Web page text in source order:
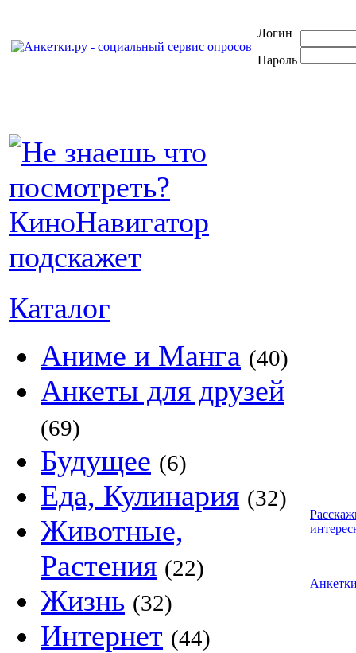
Логин
Пароль
Каталог
Аниме и Манга (40)
Анкеты для друзей
(69)
Будущее (6)
Еда, Кулинария (32)
Животные,
Растения (22)
Жизнь (32)
Интернет (44)